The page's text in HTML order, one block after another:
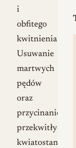
i
obfitego
kwitnienia.
Usuwanie
martwych
pędów
oraz
przycinanie
przekwitłych
kwiatostanów